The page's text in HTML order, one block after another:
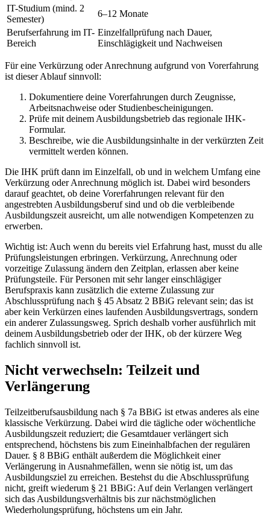
IT-Studium (mind. 2
Semester)
6–12 Monate
Berufserfahrung im IT-
Bereich
Einzelfallprüfung nach Dauer,
Einschlägigkeit und Nachweisen
Für eine Verkürzung oder Anrechnung aufgrund von Vorerfahrung
ist dieser Ablauf sinnvoll:
Dokumentiere deine Vorerfahrungen durch Zeugnisse,
Arbeitsnachweise oder Studienbescheinigungen.
Prüfe mit deinem Ausbildungsbetrieb das regionale IHK-
Formular.
Beschreibe, wie die Ausbildungsinhalte in der verkürzten Zeit
vermittelt werden können.
Die IHK prüft dann im Einzelfall, ob und in welchem Umfang eine
Verkürzung oder Anrechnung möglich ist. Dabei wird besonders
darauf geachtet, ob deine Vorerfahrungen relevant für den
angestrebten Ausbildungsberuf sind und ob die verbleibende
Ausbildungszeit ausreicht, um alle notwendigen Kompetenzen zu
erwerben.
Wichtig ist: Auch wenn du bereits viel Erfahrung hast, musst du alle
Prüfungsleistungen erbringen. Verkürzung, Anrechnung oder
vorzeitige Zulassung ändern den Zeitplan, erlassen aber keine
Prüfungsteile. Für Personen mit sehr langer einschlägiger
Berufspraxis kann zusätzlich die externe Zulassung zur
Abschlussprüfung nach § 45 Absatz 2 BBiG relevant sein; das ist
aber kein Verkürzen eines laufenden Ausbildungsvertrags, sondern
ein anderer Zulassungsweg. Sprich deshalb vorher ausführlich mit
deinem Ausbildungsbetrieb oder der IHK, ob der kürzere Weg
fachlich sinnvoll ist.
Nicht verwechseln: Teilzeit und
Verlängerung
Teilzeitberufsausbildung nach § 7a BBiG ist etwas anderes als eine
klassische Verkürzung. Dabei wird die tägliche oder wöchentliche
Ausbildungszeit reduziert; die Gesamtdauer verlängert sich
entsprechend, höchstens bis zum Eineinhalbfachen der regulären
Dauer. § 8 BBiG enthält außerdem die Möglichkeit einer
Verlängerung in Ausnahmefällen, wenn sie nötig ist, um das
Ausbildungsziel zu erreichen. Bestehst du die Abschlussprüfung
nicht, greift wiederum § 21 BBiG: Auf dein Verlangen verlängert
sich das Ausbildungsverhältnis bis zur nächstmöglichen
Wiederholungsprüfung, höchstens um ein Jahr.